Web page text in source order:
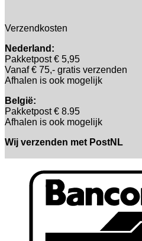
Verzendkosten
Nederland:
Pakketpost € 5,95
Vanaf € 75,- gratis verzenden
Afhalen is ook mogelijk
België:
Pakketpost € 8.95
Afhalen is ook mogelijk
Wij verzenden met PostNL